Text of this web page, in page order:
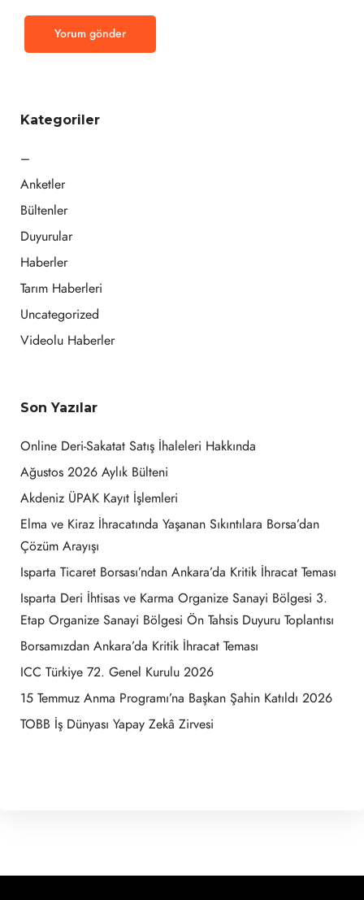
Kategoriler
–
Anketler
Bültenler
Duyurular
Haberler
Tarım Haberleri
Uncategorized
Videolu Haberler
Son Yazılar
Online Deri-Sakatat Satış İhaleleri Hakkında
Ağustos 2026 Aylık Bülteni
Akdeniz ÜPAK Kayıt İşlemleri
Elma ve Kiraz İhracatında Yaşanan Sıkıntılara Borsa’dan
Çözüm Arayışı
Isparta Ticaret Borsası’ndan Ankara’da Kritik İhracat Teması
Isparta Deri İhtisas ve Karma Organize Sanayi Bölgesi 3.
Etap Organize Sanayi Bölgesi Ön Tahsis Duyuru Toplantısı
Borsamızdan Ankara’da Kritik İhracat Teması
ICC Türkiye 72. Genel Kurulu 2026
15 Temmuz Anma Programı’na Başkan Şahin Katıldı 2026
TOBB İş Dünyası Yapay Zekâ Zirvesi